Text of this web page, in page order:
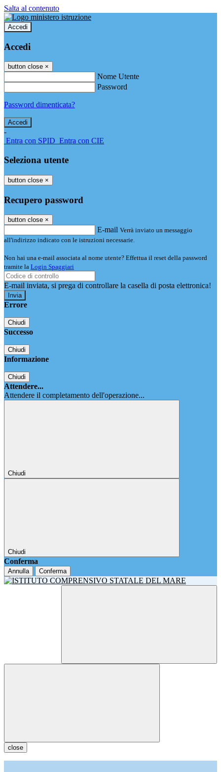
Salta al contenuto
Accedi
Accedi
button close ×
Nome Utente
Password
Password dimenticata?
-
Entra con SPID Entra con CIE
Seleziona utente
button close ×
Recupero password
button close ×
E-mail Verrà inviato un messaggio
all'indirizzo indicato con le istruzioni necessarie.
Non hai una e-mail associata al nome utente? Effettua il reset della password
tramite la Login Spaggiari
E-mail inviata, si prega di controllare la casella di posta elettronica!
Errore
Chiudi
Successo
Chiudi
Informazione
Chiudi
Attendere...
Attendere il completamento dell'operazione...
Chiudi
Chiudi
Conferma
Annulla Conferma
close